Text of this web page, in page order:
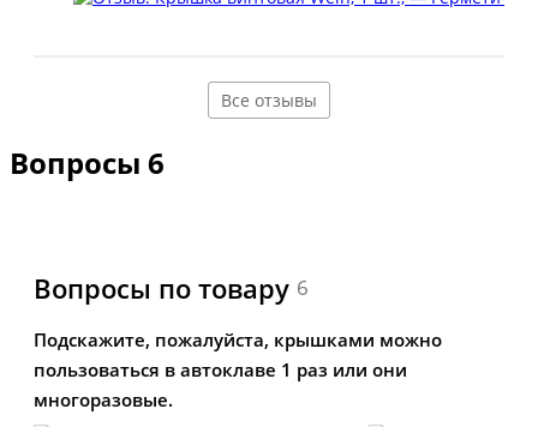
Все отзывы
Вопросы 6
Вопросы по товару 6
Подскажите, пожалуйста, крышками можно
пользоваться в автоклаве 1 раз или они
многоразовые.